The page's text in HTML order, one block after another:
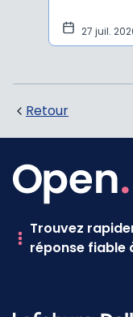
27 juil.
Retour
Trouvez
réponse fiable